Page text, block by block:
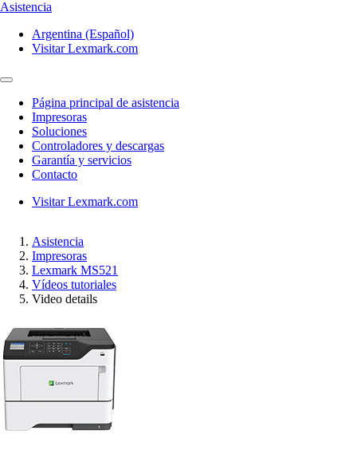
Asistencia
Argentina (Español)
Visitar Lexmark.com
Página principal de asistencia
Impresoras
Soluciones
Controladores y descargas
Garantía y servicios
Contacto
Visitar Lexmark.com
Asistencia
Impresoras
Lexmark MS521
Vídeos tutoriales
Video details